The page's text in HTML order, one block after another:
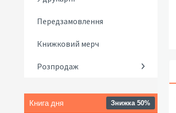
Передзамовлення
Книжковий мерч
Розпродаж
Книга дня Знижка 50%